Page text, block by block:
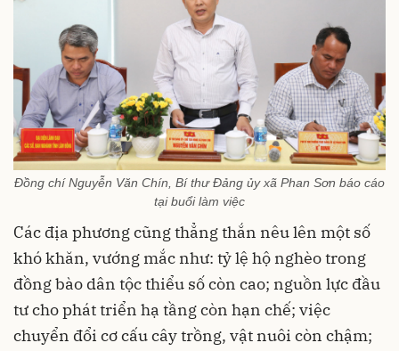
Đồng chí Nguyễn Văn Chín, Bí thư Đảng ủy xã Phan Sơn báo cáo
tại buổi làm việc
Các địa phương cũng thẳng thắn nêu lên một số
khó khăn, vướng mắc như: tỷ lệ hộ nghèo trong
đồng bào dân tộc thiểu số còn cao; nguồn lực đầu
tư cho phát triển hạ tầng còn hạn chế; việc
chuyển đổi cơ cấu cây trồng, vật nuôi còn chậm;